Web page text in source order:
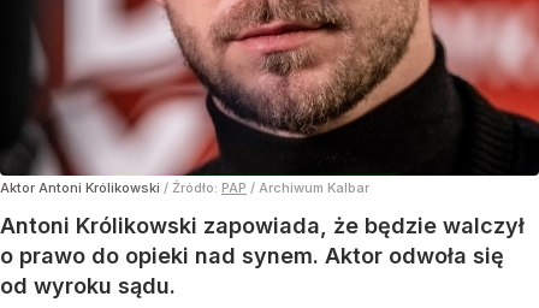
Aktor Antoni Królikowski / Źródło: PAP / Archiwum Kalbar
Antoni Królikowski zapowiada, że będzie walczył
o prawo do opieki nad synem. Aktor odwoła się
od wyroku sądu.